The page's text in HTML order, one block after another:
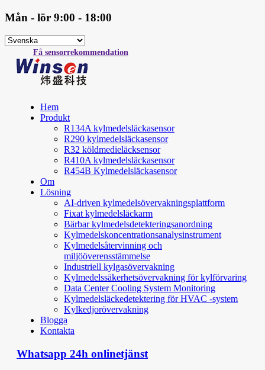
Mån - lör 9:00 - 18:00
Få sensorrekommendation
Hem
Produkt
R134A kylmedelsläckasensor
R290 kylmedelsläckasensor
R32 köldmedieläcksensor
R410A kylmedelsläckasensor
R454B Kylmedelsläckasensor
Om
Lösning
AI-driven kylmedelsövervakningsplattform
Fixat kylmedelsläckarm
Bärbar kylmedelsdetekteringsanordning
Kylmedelskoncentrationsanalysinstrument
Kylmedelsåtervinning och
miljööverensstämmelse
Industriell kylgasövervakning
Kylmedelssäkerhetsövervakning för kylförvaring
Data Center Cooling System Monitoring
Kylmedelsläckedetektering för HVAC -system
Kylkedjorövervakning
Blogga
Kontakta
Whatsapp 24h onlinetjänst